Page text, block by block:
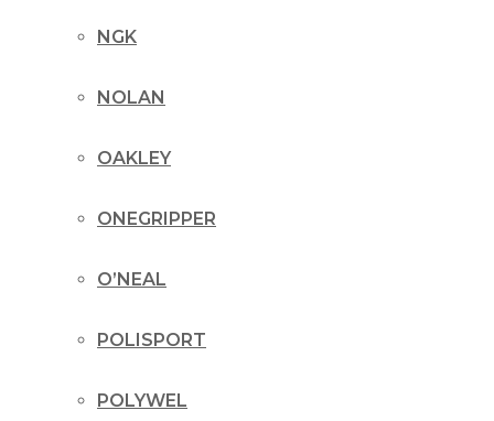
NGK
NOLAN
OAKLEY
ONEGRIPPER
O’NEAL
POLISPORT
POLYWEL